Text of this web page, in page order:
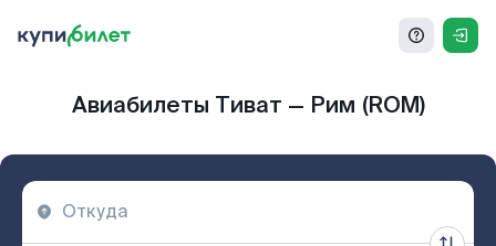
Авиабилеты Тиват — Рим (ROM)